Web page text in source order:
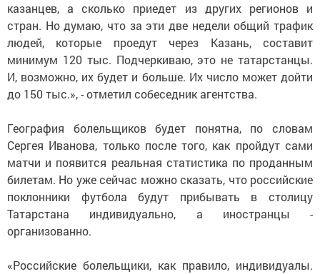
казанцев, а сколько приедет из других регионов и
стран. Но думаю, что за эти две недели общий трафик
людей, которые проедут через Казань, составит
минимум 120 тыс. Подчеркиваю, это не татарстанцы.
И, возможно, их будет и больше. Их число может дойти
до 150 тыс.», - отметил собеседник агентства.
География болельщиков будет понятна, по словам
Сергея Иванова, только после того, как пройдут сами
матчи и появится реальная статистика по проданным
билетам. Но уже сейчас можно сказать, что российские
поклонники футбола будут прибывать в столицу
Татарстана индивидуально, а иностранцы -
организованно.
«Российские болельщики, как правило, индивидуалы.